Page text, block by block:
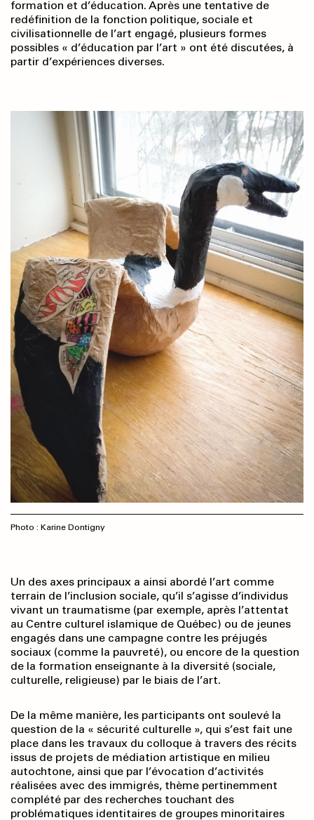
formation et d’éducation. Après une tentative de
redéfinition de la fonction politique, sociale et
civilisationnelle de l’art engagé, plusieurs formes
possibles « d’éducation par l’art » ont été discutées, à
partir d’expériences diverses.
Photo : Karine Dontigny
Un des axes principaux a ainsi abordé l’art comme
terrain de l’inclusion sociale, qu’il s’agisse d’individus
vivant un traumatisme (par exemple, après l’attentat
au Centre culturel islamique de Québec) ou de jeunes
engagés dans une campagne contre les préjugés
sociaux (comme la pauvreté), ou encore de la question
de la formation enseignante à la diversité (sociale,
culturelle, religieuse) par le biais de l’art.
De la même manière, les participants ont soulevé la
question de la « sécurité culturelle », qui s’est fait une
place dans les travaux du colloque à travers des récits
issus de projets de médiation artistique en milieu
autochtone, ainsi que par l’évocation d’activités
réalisées avec des immigrés, thème pertinemment
complété par des recherches touchant des
problématiques identitaires de groupes minoritaires